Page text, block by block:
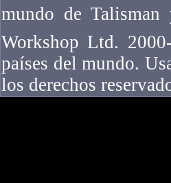
mundo de
Workshop Ltd.
países del mundo.
los derechos